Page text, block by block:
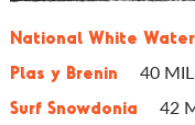
National White
Plas y Brenin 40
Surf Snowdonia 42